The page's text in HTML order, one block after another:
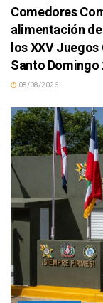
Comedores
alimentación
los XXV
Santo Domingo
08/08/2026